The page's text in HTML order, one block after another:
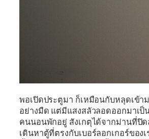
พอเปิดประตูมา ก็เหมือนกับหลุดเข้า
อย่างมืด แต่มีแสงสลัวลอดออกมาเป็
คนนอนพักอยู่ สังเกตุได้จากม่านที่ปิด
เดินหาตู้ที่ตรงกับเบอร์ลอกเกอร์ของ